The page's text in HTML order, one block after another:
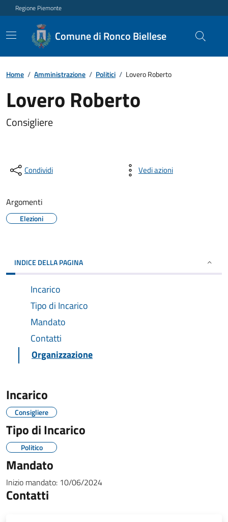
Regione Piemonte
Comune di Ronco Biellese
Home / Amministrazione / Politici / Lovero Roberto
Lovero Roberto
Consigliere
Condividi Vedi azioni
Argomenti
Elezioni
INDICE DELLA PAGINA
Incarico
Tipo di Incarico
Mandato
Contatti
Organizzazione
Incarico
Consigliere
Tipo di Incarico
Politico
Mandato
Inizio mandato: 10/06/2024
Contatti